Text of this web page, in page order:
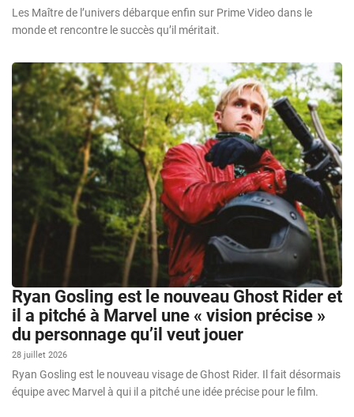
Les Maître de l’univers débarque enfin sur Prime Video dans le
monde et rencontre le succès qu’il méritait.
Ryan Gosling est le nouveau Ghost Rider et
il a pitché à Marvel une « vision précise »
du personnage qu’il veut jouer
28 juillet 2026
Ryan Gosling est le nouveau visage de Ghost Rider. Il fait désormais
équipe avec Marvel à qui il a pitché une idée précise pour le film.